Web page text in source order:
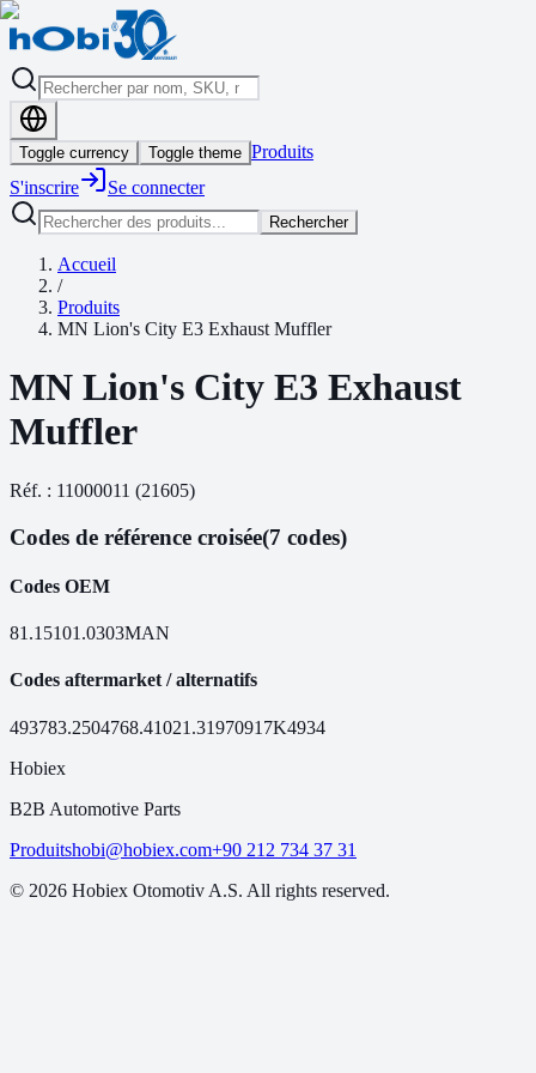
Toggle currency Toggle theme Produits
S'inscrire
Se connecter
Rechercher
Accueil
/
Produits
MN Lion's City E3 Exhaust Muffler
MN Lion's City E3 Exhaust
Muffler
Réf. : 11000011 (21605)
Codes de référence croisée(7 codes)
Codes OEM
81.15101.0303MAN
Codes aftermarket / alternatifs
493783.2504768.41021.31970917K4934
Hobiex
B2B Automotive Parts
Produitshobi@hobiex.com+90 212 734 37 31
© 2026 Hobiex Otomotiv A.S. All rights reserved.